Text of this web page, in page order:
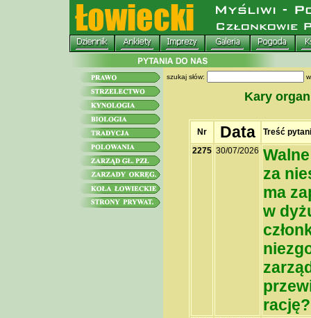
szukaj słów:
Kary
Nr Data
Treść
2275 30/07/2026
za
ma
w
rację?